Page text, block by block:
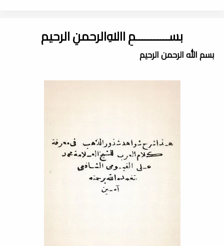
بســـــــــــمِ اﷲِالرحمنِ الرحيم
بسم الله الرحمن الرحيم